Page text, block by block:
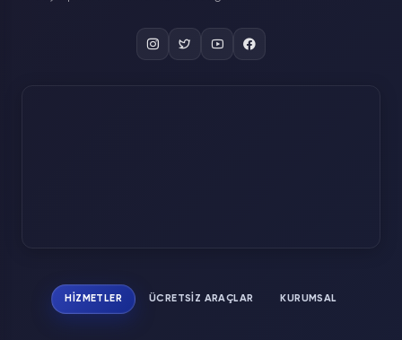
HIZMETLER ÜCRETSIZ ARAÇLAR KURUMSAL